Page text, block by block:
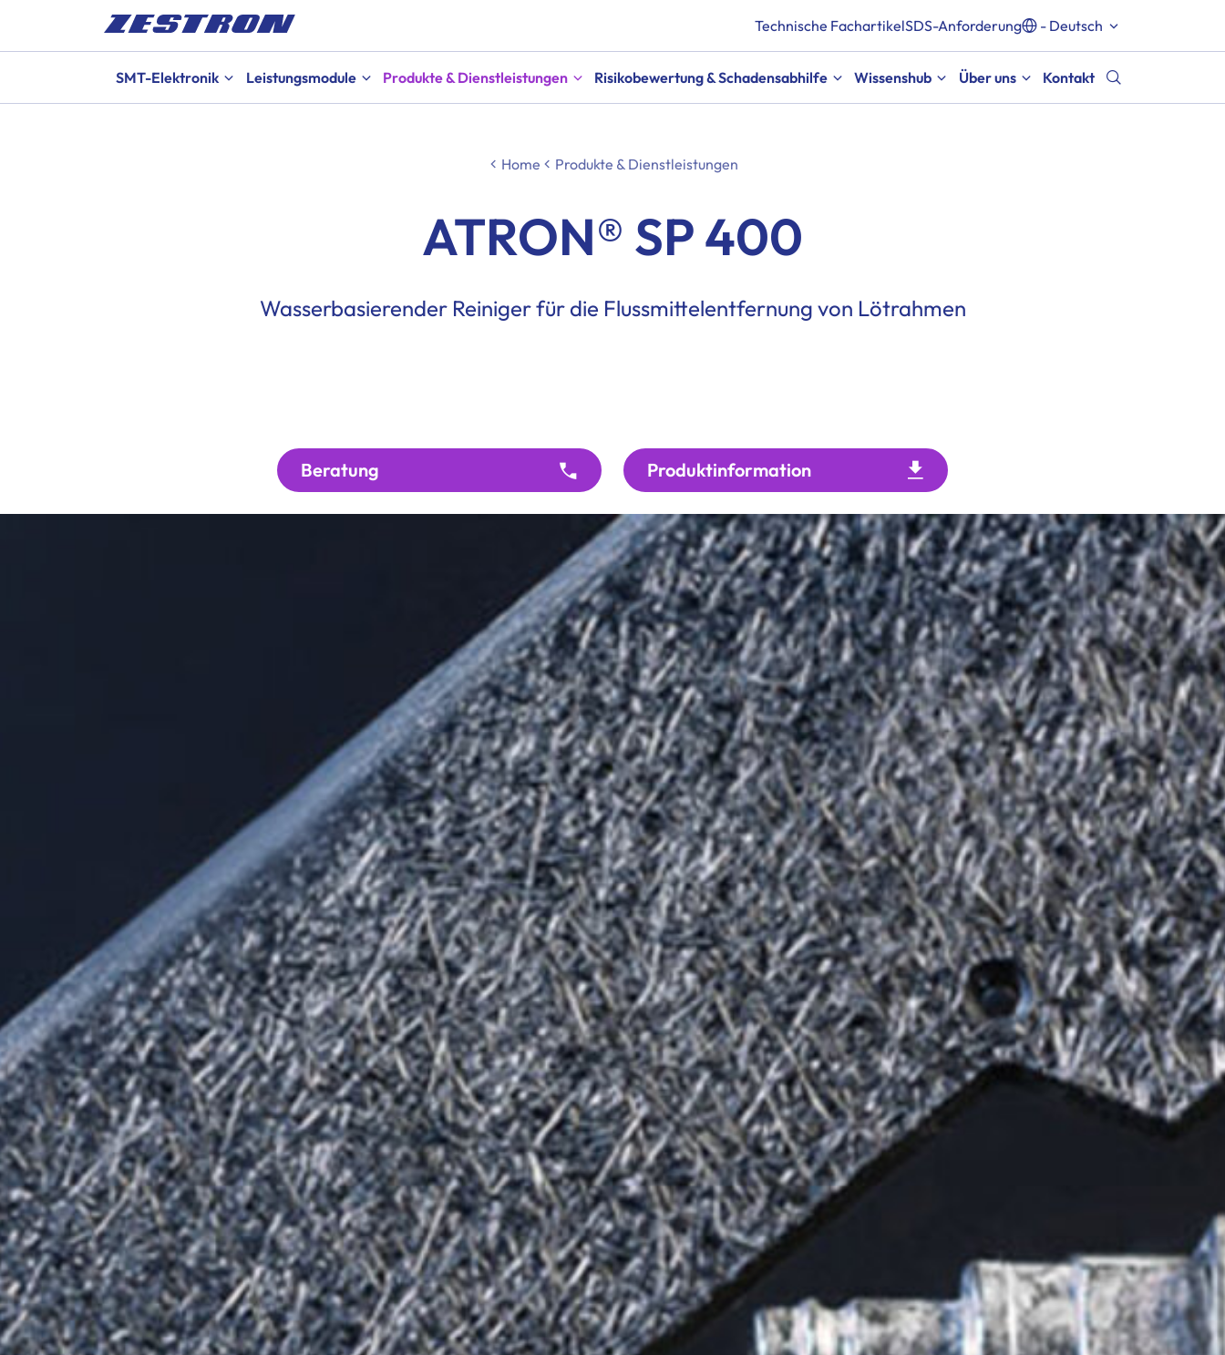
Technische FachartikelSDS-Anforderung - Deutsch
SMT-Elektronik Leistungsmodule Produkte & Dienstleistungen Risikobewertung & Schadensabhilfe Wissenshub Über uns Kontakt
Home Produkte & Dienstleistungen
ATRON® SP 400
Wasserbasierender Reiniger für die Flussmittelentfernung von Lötrahmen
Beratung Produktinformation